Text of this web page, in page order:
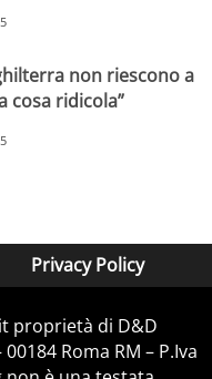
non riescono a
cosa ridicola”
Privacy Policy
proprietà di D&D
Roma RM – P.Iva